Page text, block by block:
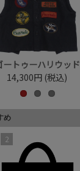
ートゥーハリウッド
14,300円 (税込)
め
2